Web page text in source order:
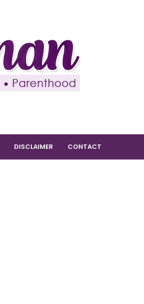
DISCLAIMER CONTACT